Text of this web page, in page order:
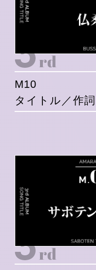
M10
タイトル／作